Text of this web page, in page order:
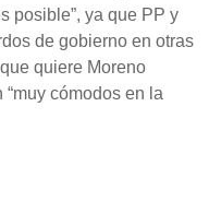
posible”, ya que PP y
de gobierno en otras
quiere Moreno
cómodos en la